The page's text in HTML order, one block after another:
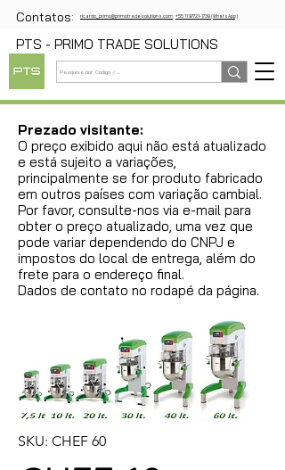
Contatos: ricardo_primo@primotradesolutions.com +55 11 97721-1739 (WhatsApp)
PTS - PRIMO TRADE SOLUTIONS
Prezado visitante:
O preço exibido aqui não está atualizado
e está sujeito a variações,
principalmente se for produto fabricado
em outros países com variação cambial.
Por favor, consulte-nos via e-mail para
obter o preço atualizado, uma vez que
pode variar dependendo do CNPJ e
impostos do local de entrega, além do
frete para o endereço final.
Dados de contato no rodapé da página.
SKU: CHEF 60